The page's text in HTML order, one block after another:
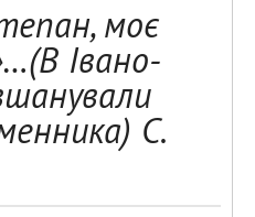
моє
Івано-
С.